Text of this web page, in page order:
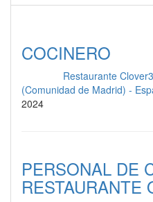
COCINERO
Restaurante
(Comunidad de Madrid) -
2024
PERSONAL DE
RESTAURANTE